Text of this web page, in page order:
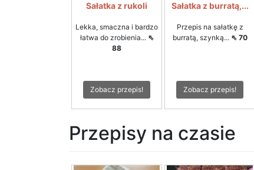
Sałatka z rukoli
Lekka, smaczna i bardzo
łatwa do zrobienia... ⇖
88
Zobacz przepis!
Sałatka z burratą,...
Przepis na sałatkę z
burratą, szynką... ⇖ 70
Zobacz przepis!
Przepisy na czasie